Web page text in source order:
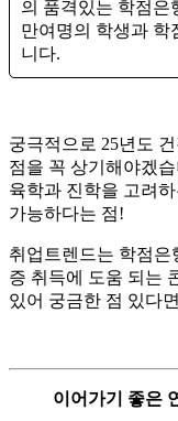
의 품격있는 학점은
만여명의 학생과 학
니다.
궁극적으로 25년도
점을 꼭 상기해야겠
육학과 진학을 고려
가능하다는 점!
취업트렌드는 학점은
증 취득에 도움 되는
있어 궁금한 점 있다
이어가기 좋은